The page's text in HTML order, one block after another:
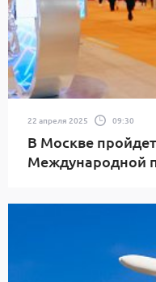
22 апреля 2025 09:30
В Москве
Международной